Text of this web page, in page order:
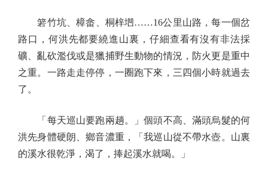
箬竹坑、樟畲、桐梓垇……16公里山路，每一個岔
路口，何洪先都要繞進山裏，仔細查看有沒有非法採
礦、亂砍濫伐或是獵捕野生動物的情況，防火更是重中
之重。一路走走停停，一圈跑下來，三四個小時就過去
了。
「每天巡山要跑兩趟。」個頭不高、滿頭烏髮的何
洪先身體硬朗、鄉音濃重，「我巡山從不帶水壺。山裏
的溪水很乾淨，渴了，捧起溪水就喝。」